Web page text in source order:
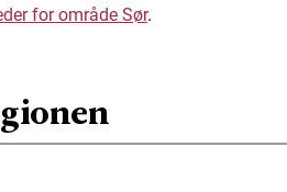
for område Sør.